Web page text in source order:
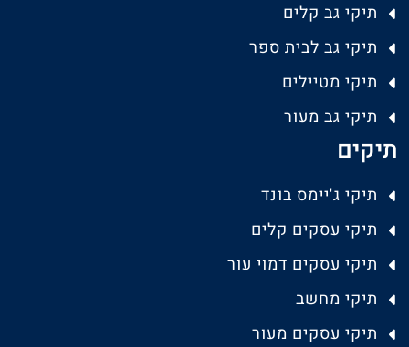
תיקי גב קלים
תיקי גב לבית ספר
תיקי מטיילים
תיקי גב מעור
תיקים
תיקי ג'יימס בונד
תיקי עסקים קלים
תיקי עסקים דמוי עור
תיקי מחשב
תיקי עסקים מעור